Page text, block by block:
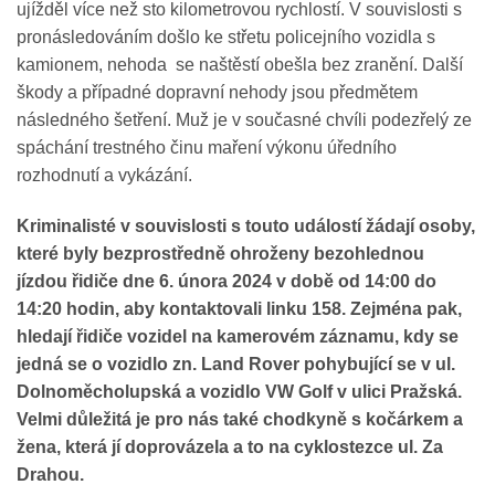
ujížděl více než sto kilometrovou rychlostí. V souvislosti s
pronásledováním došlo ke střetu policejního vozidla s
kamionem, nehoda se naštěstí obešla bez zranění. Další
škody a případné dopravní nehody jsou předmětem
následného šetření. Muž je v současné chvíli podezřelý ze
spáchání trestného činu maření výkonu úředního
rozhodnutí a vykázání.
Kriminalisté v souvislosti s touto událostí žádají osoby,
které byly bezprostředně ohroženy bezohlednou
jízdou řidiče dne 6. února 2024 v době od 14:00 do
14:20 hodin, aby kontaktovali linku 158. Zejména pak,
hledají řidiče vozidel na kamerovém záznamu, kdy se
jedná se o vozidlo zn. Land Rover pohybující se v ul.
Dolnoměcholupská a vozidlo VW Golf v ulici Pražská.
Velmi důležitá je pro nás také chodkyně s kočárkem a
žena, která jí doprovázela a to na cyklostezce ul. Za
Drahou.